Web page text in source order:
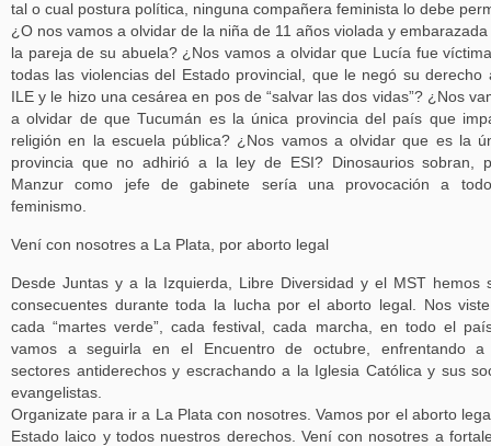
tal o cual postura política, ninguna compañera feminista lo debe
¿O nos vamos a olvidar de la niña de 11 años violada y embarazada
la pareja de su abuela? ¿Nos vamos a olvidar que Lucía fue
todas las violencias del Estado provincial, que le negó su derecho
ILE y le hizo una cesárea en pos de “salvar las dos vidas”? ¿Nos
a olvidar de que Tucumán es la única provincia del país que
religión en la escuela pública? ¿Nos vamos a olvidar que es la
provincia que no adhirió a la ley de ESI? Dinosaurios sobran,
Manzur como jefe de gabinete sería una provocación a
feminismo.
Vení con nosotres a La Plata, por aborto legal
Desde Juntas y a la Izquierda, Libre Diversidad y el MST hemos
consecuentes durante toda la lucha por el aborto legal. Nos
cada “martes verde”, cada festival, cada marcha, en todo el
vamos a seguirla en el Encuentro de octubre, enfrentando a
sectores antiderechos y escrachando a la Iglesia Católica y sus
evangelistas.
Organizate para ir a La Plata con nosotres. Vamos por el aborto
Estado laico y todos nuestros derechos. Vení con nosotres a